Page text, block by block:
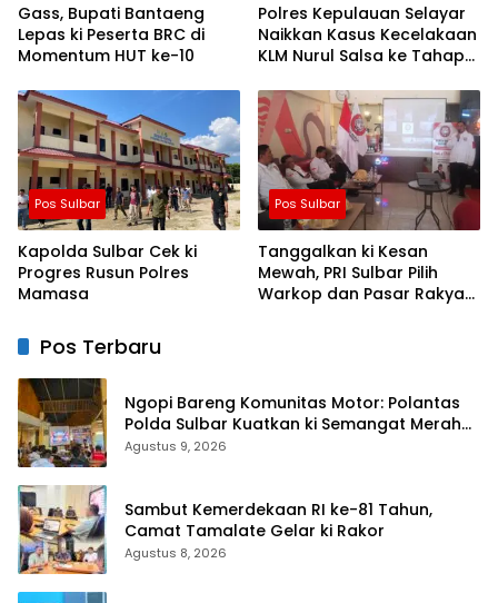
Gass, Bupati Bantaeng
Lepas ki Peserta BRC di
Momentum HUT ke-10
Polres Kepulauan Selayar
Naikkan Kasus Kecelakaan
KLM Nurul Salsa ke Tahap
Pos Sulbar
Kapolda Sulbar Cek ki
Progres Rusun Polres
Mamasa
Pos Sulbar
Tanggalkan ki Kesan
Mewah, PRI Sulbar Pilih
Warkop dan Pasar Rakyat
Pos Terbaru
Ngopi Bareng Komunitas Motor: Polantas
Polda Sulbar Kuatkan ki Semangat Merah
Putih dan Keselamatan
Agustus 9, 2026
Sambut Kemerdekaan RI ke-81 Tahun,
Camat Tamalate Gelar ki Rakor
Agustus 8, 2026